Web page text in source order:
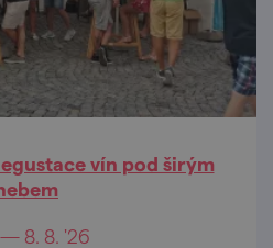
vín pod širým
— 8. 8. '26